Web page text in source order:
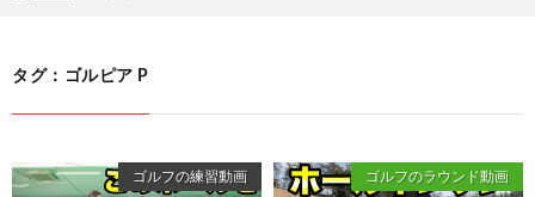
タグ：ゴルピア P
ゴルフの練習動画 ゴルフのラウンド動画